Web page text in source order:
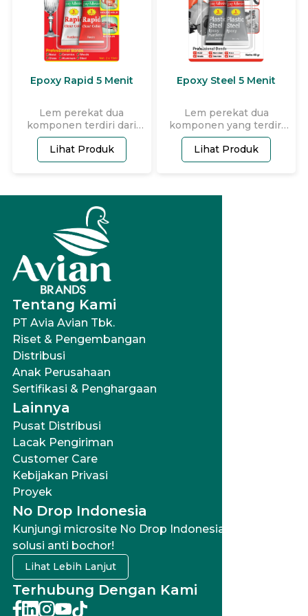
kering awal 2 jam.
Epoxy Rapid 5 Menit
Lem perekat dua
komponen terdiri dari
resin dan hardener,
digunakan dengan
mencampurnya secara
bening. Memiliki tingkat
(viscosity) atau
kekentalan yang rendah
dan dapat merekatkan
berbagai macam material
seperti plastik, kaca,
acrylic, porcelain, keramik
dalam waktu yang cepat.
Lem perekat ini memiliki
daya rekat dan tekanan
yang baik dengan waktu
kering awal 5 menit.
Lihat Produk
Epoxy Steel 5 Menit
Lem perekat dua
komponen yang terdiri
dari resin dan hardener
digunakan dengan
mencampurnya secara
hitam. Lem perekat ini
Lihat Produk
Tentang Kami
PT Avia Avian Tbk.
Riset & Pengembangan
Distribusi
Anak Perusahaan
Sertifikasi & Penghargaan
Lainnya
Pusat Distribusi
Lacak Pengiriman
Customer Care
Kebijakan Privasi
Proyek
No Drop Indonesia
Kunjungi microsite No Drop Indonesia untuk
solusi anti bochor!
Lihat Lebih Lanjut
Terhubung Dengan Kami